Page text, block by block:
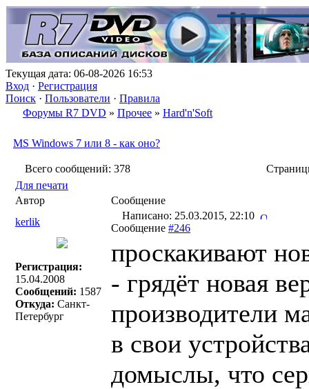
Текущая дата: 06-08-2026 16:53
Вход · Регистрация
Поиск · Пользователи · Правила
Форумы R7 DVD » Прочее » Hard'n'Soft
MS Windows 7 или 8 - как оно?
Всего сообщений: 378
Для печати
Автор
Сообщение
kerlik
Написано: 25.03.2015, 22:10
Сообщение #246
Регистрация:
15.04.2008
Сообщений: 1587
Откуда: Санкт-
Петербург
проскакивают
- грядёт новая
производители
в свои
домыслы, что